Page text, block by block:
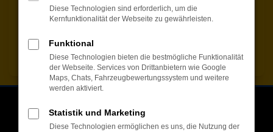
Audi&
Südeinfahrt 10, 84347 Pfarrkirchen
Diese Technologien sind erforderlich, um die
Kernfunktionalität der Webseite zu gewährleisten.
Funktional
Diese Technologien bieten die bestmögliche Funktionalität
der Webseite. Services von Drittanbietern wie Google
Maps, Chats, Fahrzeugbewertungssystem und weitere
werden aktiviert.
Statistik und Marketing
Diese Technologien ermöglichen es uns, die Nutzung der